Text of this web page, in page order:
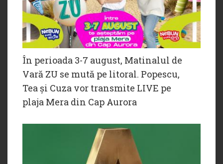
În perioada 3-7 august, Matinalul de
Vară ZU se mută pe litoral. Popescu,
Tea și Cuza vor transmite LIVE pe
plaja Mera din Cap Aurora